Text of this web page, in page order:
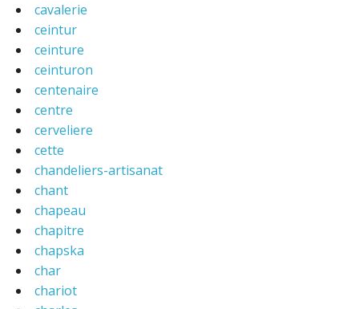
cavalerie
ceintur
ceinture
ceinturon
centenaire
centre
cerveliere
cette
chandeliers-artisanat
chant
chapeau
chapitre
chapska
char
chariot